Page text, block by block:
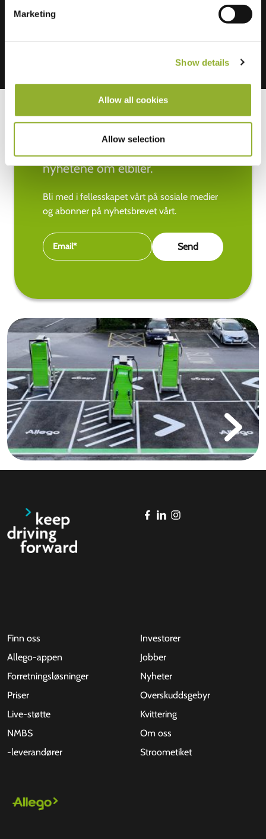
Marketing
Show details
Allow all cookies
Allow selection
Hold deg oppdatert med de siste
nyhetene om elbiler.
Bli med i fellesskapet vårt på sosiale medier
og abonner på nyhetsbrevet vårt.
Finn oss
Allego-appen
Forretningsløsninger
Priser
Live-støtte
NMBS
-leverandører
Investorer
Jobber
Nyheter
Overskuddsgebyr
Kvittering
Om oss
Stroometiket